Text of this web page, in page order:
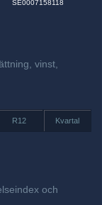
SE0007158118
vinst,
R12 Kvartal
och